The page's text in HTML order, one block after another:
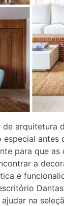
arquitetura
antes
para que as
a
e
na